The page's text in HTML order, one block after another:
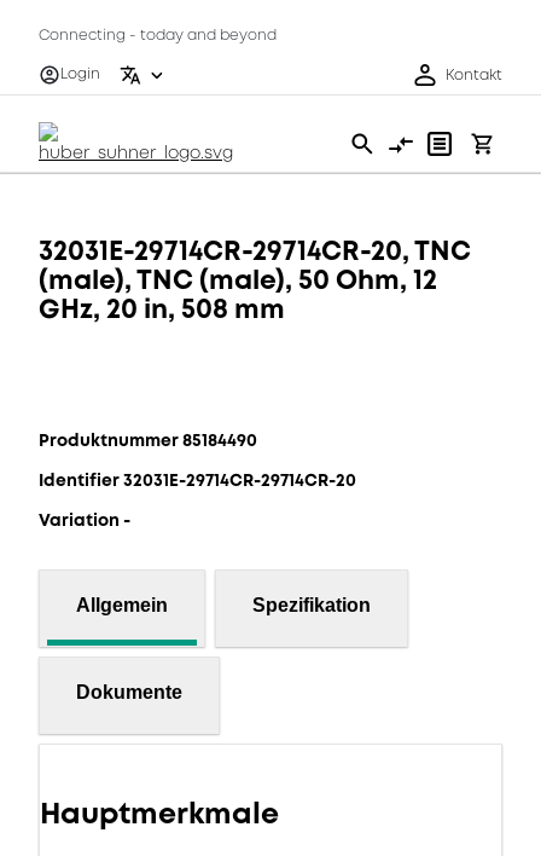
Connecting - today and beyond
Login
Kontakt
32031E-29714CR-29714CR-20, TNC
(male), TNC (male), 50 Ohm, 12
GHz, 20 in, 508 mm
Produktnummer 85184490
Identifier 32031E-29714CR-29714CR-20
Variation -
Allgemein Spezifikation
Dokumente
Hauptmerkmale